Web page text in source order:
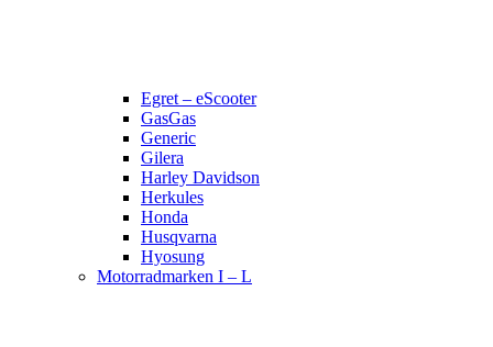
Egret – eScooter
GasGas
Generic
Gilera
Harley Davidson
Herkules
Honda
Husqvarna
Hyosung
Motorradmarken I – L